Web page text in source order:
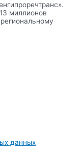
миллионов
данных